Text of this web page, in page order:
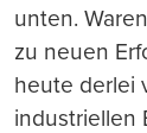
unten.
zu neuen
heute derlei
industriellen